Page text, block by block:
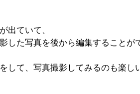
出ていて、
した写真を後から編集することが
して、写真撮影してみるのも楽し